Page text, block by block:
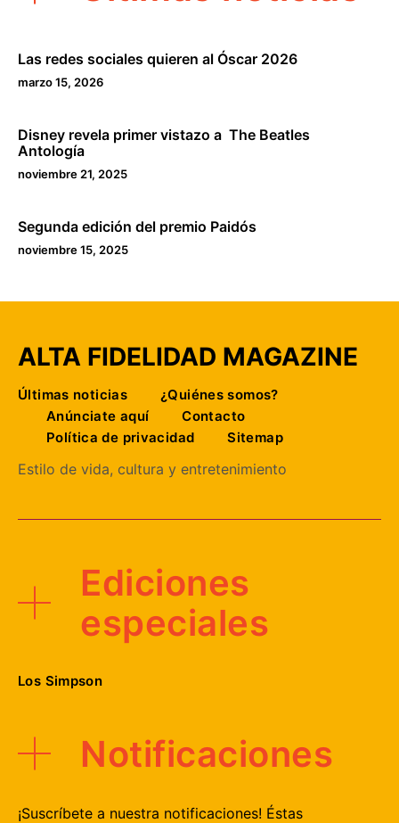
Las redes sociales quieren al Óscar 2026
marzo 15, 2026
Disney revela primer vistazo a The Beatles
Antología
noviembre 21, 2025
Segunda edición del premio Paidós
noviembre 15, 2025
ALTA FIDELIDAD MAGAZINE
Últimas noticias
¿Quiénes somos?
Anúnciate aquí
Contacto
Política de privacidad
Sitemap
Estilo de vida, cultura y entretenimiento
Ediciones
especiales
Los Simpson
Notificaciones
¡Suscríbete a nuestra notificaciones! Éstas